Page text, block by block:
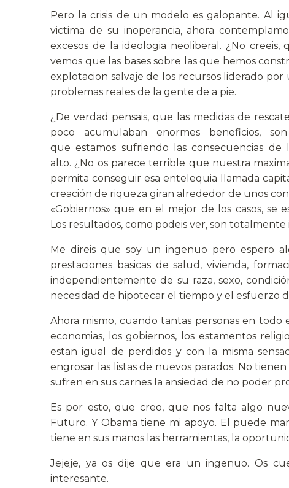
Pero la crisis de un modelo es galopante. Al
victima de su inoperancia, ahora
excesos de la ideologia neoliberal. ¿No creeis,
vemos que las bases sobre las que hemos
explotacion salvaje de los recursos liderado
problemas reales de la gente de a pie.
¿De verdad pensais, que las medidas de
poco acumulaban enormes beneficios,
que estamos sufriendo las consecuencias
alto. ¿No os parece terrible que nuestra
permita conseguir esa entelequia llamada
creación de riqueza giran alrededor de unos
«Gobiernos» que en el mejor de los casos,
Los resultados, como podeis ver, son totalmente
Me direis que soy un ingenuo pero espero
prestaciones basicas de salud, vivienda,
independientemente de su raza, sexo,
necesidad de hipotecar el tiempo y el esfuerzo
Ahora mismo, cuando tantas personas en
economias, los gobiernos, los estamentos
estan igual de perdidos y con la misma
engrosar las listas de nuevos parados. No
sufren en sus carnes la ansiedad de no poder
Es por esto, que creo, que nos falta algo
Futuro. Y Obama tiene mi apoyo. El puede
tiene en sus manos las herramientas, la
Jejeje, ya os dije que era un ingenuo. Os
interesante.